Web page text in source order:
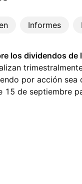
Informes
los dividendos de
por acción sea
15 de septiembre